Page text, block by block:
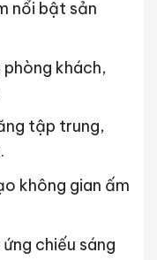
nổi bật sản
phòng khách,
tập trung,
không gian ấm
chiếu sáng